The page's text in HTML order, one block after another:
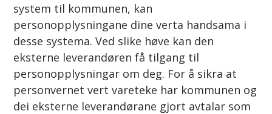
system til kommunen, kan
personopplysningane dine verta handsama i
desse systema. Ved slike høve kan den
eksterne leverandøren få tilgang til
personopplysningar om deg. For å sikra at
personvernet vert vareteke har kommunen og
dei eksterne leverandørane gjort avtalar som